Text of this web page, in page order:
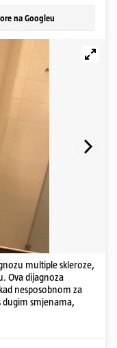
na Googleu
multiple skleroze,
Ova dijagnoza
nesposobnom za
dugim smjenama,